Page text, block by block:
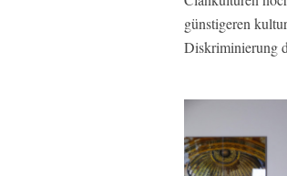
günstigeren
Diskriminierung